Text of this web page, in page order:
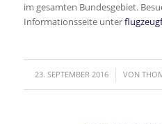
im gesamten Bundesgebiet.
Informationsseite unter
23. SEPTEMBER 2016
/ VON